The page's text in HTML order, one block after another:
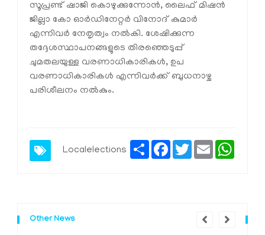
സൂപ്രണ്ട് ഷാജി കൊഴുക്കുന്നോൻ, ലൈഫ് മിഷൻ
ജില്ലാ കോ ഓർഡിനേറ്റർ വിനോദ് കുമാർ
എന്നിവർ നേതൃത്വം നൽകി. ശേഷിക്കുന്ന
തദ്ദേശസ്ഥാപനങ്ങളുടെ തിരഞ്ഞെടുപ്പ്
ചുമതലയുള്ള വരണാധികാരികൾ, ഉപ
വരണാധികാരികൾ എന്നിവർക്ക് ബുധനാഴ്ച
പരിശീലനം നൽകും.
Localelections
ShareFacebook
TwitterEmail
Other News